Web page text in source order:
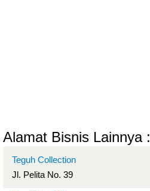
Alamat Bisnis Lainnya :
Teguh Collection
Jl. Pelita No. 39